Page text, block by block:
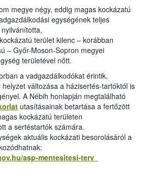
megye négy, eddig magas kockázatú
egységének teljes
terület kilenc – korábban
– Győr-Moson-Sopron megyei
területével nőtt.
a vadgazdálkodókat érintik,
változása a házisertés-tartóktól is
A Nébih honlapján megtalálható
utasításainak betartása a fertőzött
kockázatú területen
a sertéstartók számára.
aktuális kockázati besorolásáról a
asp-mentesitesi-terv